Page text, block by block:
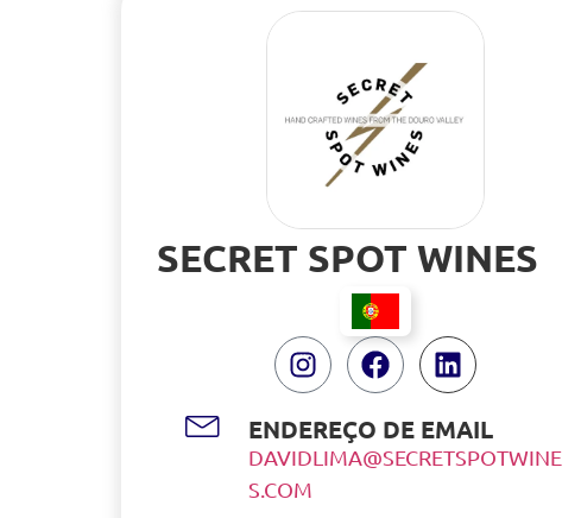
SECRET SPOT WINES
ENDEREÇO DE EMAIL
DAVIDLIMA@SECRETSPOTWINE
S.COM